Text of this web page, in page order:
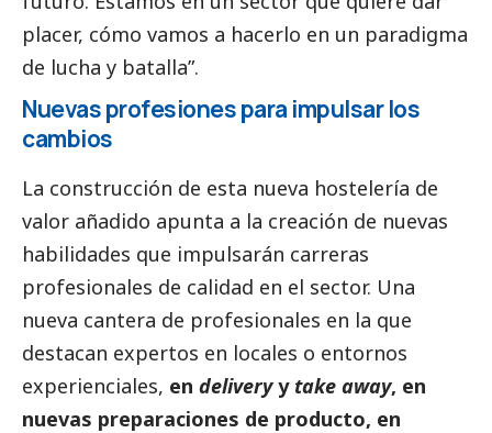
placer, cómo vamos a hacerlo en un paradigma
de lucha y batalla”.
Nuevas profesiones para impulsar los
cambios
La construcción de esta nueva hostelería de
valor añadido apunta a la creación de nuevas
habilidades que impulsarán carreras
profesionales de calidad en el sector. Una
nueva cantera de profesionales en la que
destacan expertos en locales o entornos
experienciales, en deliveryy take away, en
nuevas preparaciones de producto, en